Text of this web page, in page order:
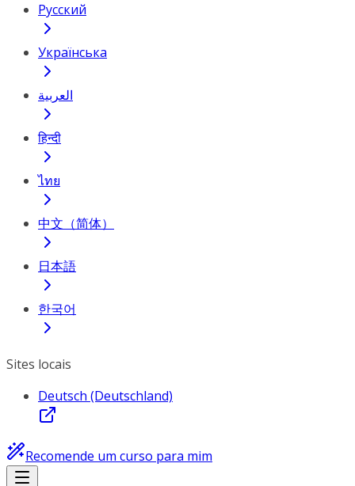
Русский
Українська
العربية
हिन्दी
ไทย
中文（简体）
日本語
한국어
Sites locais
Deutsch (Deutschland)
Recomende um curso para mim